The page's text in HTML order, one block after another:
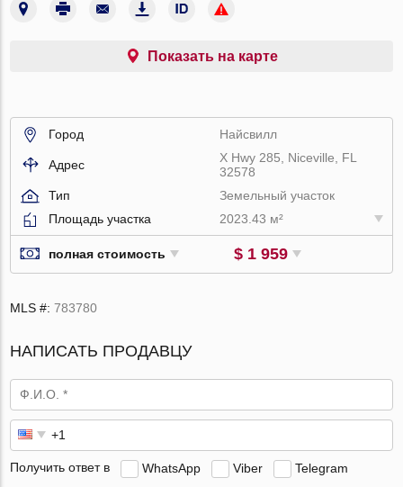
Показать на карте
Город Найсвилл
Адрес
X Hwy 285, Niceville, FL
32578
Тип
Земельный участок
Площадь участка
2023.43 м²
полная стоимость $ 1 959
MLS #:783780
НАПИСАТЬ ПРОДАВЦУ
Получить ответ в WhatsApp Viber Telegram